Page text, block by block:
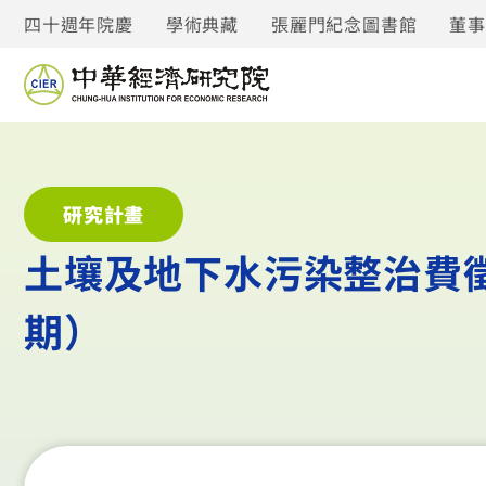
四十週年院慶 學術典藏 張麗門紀念圖書館 董
研究計畫
土壤及地下水污染整治費
期）